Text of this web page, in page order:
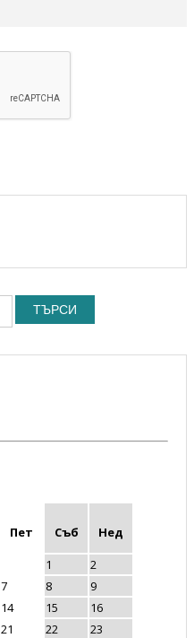
ТЪРСИ
Пет Съб
Нед
1
2
7 8
9
14 15
16
21 22
23